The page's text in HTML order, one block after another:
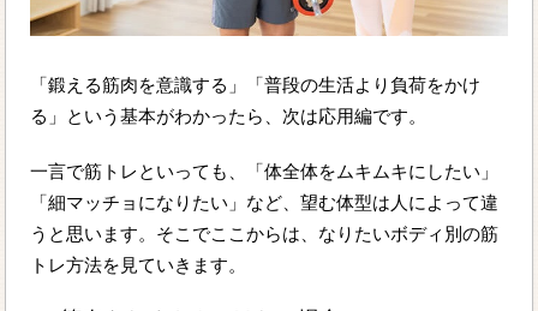
「鍛える筋肉を意識する」「普段の生活より負荷をかけ
る」という基本がわかったら、次は応用編です。
一言で筋トレといっても、「体全体をムキムキにしたい」
「細マッチョになりたい」など、望む体型は人によって違
うと思います。そこでここからは、なりたいボディ別の筋
トレ方法を見ていきます。